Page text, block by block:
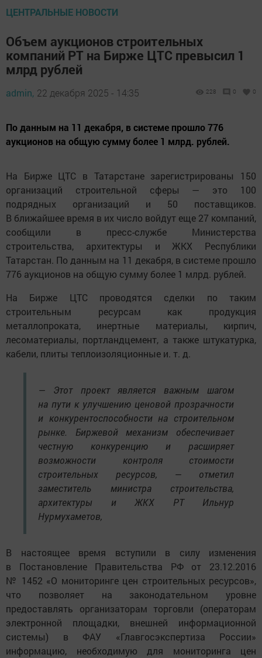
ЦЕНТРАЛЬНЫЕ НОВОСТИ
Объем аукционов строительных
компаний РТ на Бирже ЦТС превысил 1
млрд рублей
admin, 22 декабря 2025 - 14:35 228 0 0
По данным на 11 декабря, в системе прошло 776
аукционов на общую сумму более 1 млрд. рублей.
На Бирже ЦТС в Татарстане зарегистрированы 150
организаций строительной сферы — это 100
подрядных организаций и 50 поставщиков.
В ближайшее время в их число войдут еще 27 компаний,
сообщили в пресс-службе Министерства
строительства, архитектуры и ЖКХ Республики
Татарстан. По данным на 11 декабря, в системе прошло
776 аукционов на общую сумму более 1 млрд. рублей.
На Бирже ЦТС проводятся сделки по таким
строительным ресурсам как продукция
металлопроката, инертные материалы, кирпич,
лесоматериалы, портландцемент, а также штукатурка,
кабели, плиты теплоизоляционные и. т. д.
— Этот проект является важным шагом
на пути к улучшению ценовой прозрачности
и конкурентоспособности на строительном
рынке. Биржевой механизм обеспечивает
честную конкуренцию и расширяет
возможности контроля стоимости
строительных ресурсов, — отметил
заместитель министра строительства,
архитектуры и ЖКХ РТ Ильнур
Нурмухаметов,
В настоящее время вступили в силу изменения
в Постановление Правительства РФ от 23.12.2016
№ 1452 «О мониторинге цен строительных ресурсов»,
что позволяет на законодательном уровне
предоставлять организаторам торговли (операторам
электронной площадки, внешней информационной
системы) в ФАУ «Главгосэкспертиза России»
информацию, необходимую для мониторинга цен